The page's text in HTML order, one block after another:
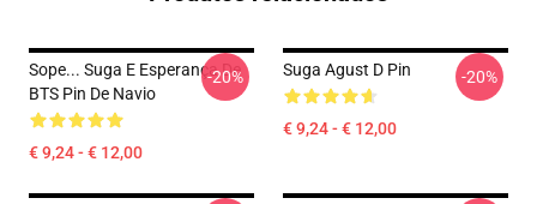
Sope... Suga E Esperança De
BTS Pin De Navio
€ 9,24 - € 12,00
-20% Suga Agust D Pin
€ 9,24 - € 12,00
-20%